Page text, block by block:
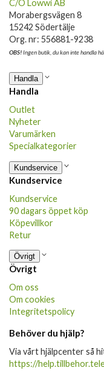
C/O Lowwi AB
Morabergsvägen 8
15242 Södertälje
Org. nr: 556881-9238
OBS!Ingen butik, du kan inte handla
Handla
Handla
Outlet
Nyheter
Varumärken
Specialkategorier
Kundservice
Kundservice
Kundservice
90 dagars öppet köp
Köpevillkor
Retur
Övrigt
Övrigt
Om oss
Om cookies
Integritetspolicy
Behöver du hjälp?
Via vårt hjälpcenter så
https://